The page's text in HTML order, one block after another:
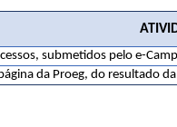
submetidos pelo e-
da Proeg, do resultado